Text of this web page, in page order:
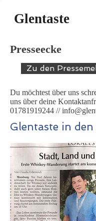
Glentaste
Presseecke
Zu den
Du möchtest über uns
uns über deine
01781919244 //
Glentaste in den